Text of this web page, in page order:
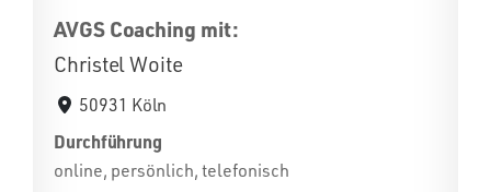
AVGS Coaching mit:
Christel Woite
50931 Köln
Durchführung
online, persönlich, telefonisch